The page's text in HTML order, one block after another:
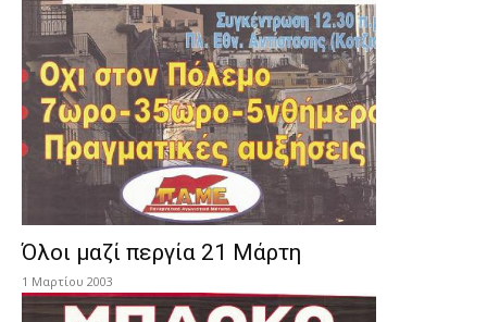
Όλοι μαζί περγία 21 Μάρτη
1 Μαρτίου 2003